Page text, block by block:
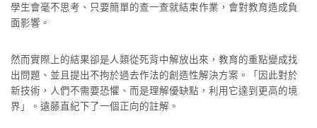
學生會毫不思考、只要簡單的查一查就結束作業，會對教育造成負
面影響。
然而實際上的結果卻是人類從死背中解放出來，教育的重點變成找
出問題、並且提出不拘於過去作法的創造性解決方案。「因此對於
新技術，人們不需要恐懼、而是理解優缺點，利用它達到更高的境
界」。遠藤直紀下了一個正向的註解。